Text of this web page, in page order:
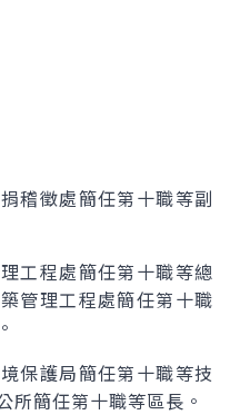
稽徵處簡任第十職等副
工程處簡任第十職等總
管理工程處簡任第十職
保護局簡任第十職等技
所簡任第十職等區長。